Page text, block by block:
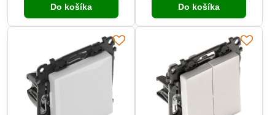
Do košíka Do košíka